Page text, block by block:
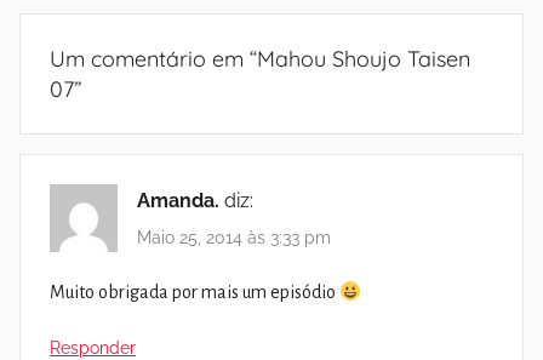
Um comentário em “Mahou Shoujo Taisen
07”
Amanda. diz:
Maio 25, 2014 às 3:33 pm
Muito obrigada por mais um episódio
Responder